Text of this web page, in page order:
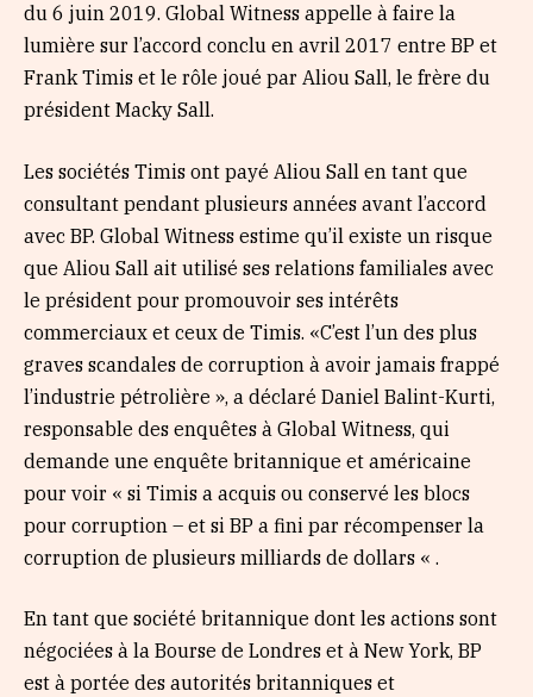
du 6 juin 2019. Global Witness appelle à faire la
lumière sur l’accord conclu en avril 2017 entre BP et
Frank Timis et le rôle joué par Aliou Sall, le frère du
président Macky Sall.
Les sociétés Timis ont payé Aliou Sall en tant que
consultant pendant plusieurs années avant l’accord
avec BP. Global Witness estime qu’il existe un risque
que Aliou Sall ait utilisé ses relations familiales avec
le président pour promouvoir ses intérêts
commerciaux et ceux de Timis. «C’est l’un des plus
graves scandales de corruption à avoir jamais frappé
l’industrie pétrolière », a déclaré Daniel Balint-Kurti,
responsable des enquêtes à Global Witness, qui
demande une enquête britannique et américaine
pour voir « si Timis a acquis ou conservé les blocs
pour corruption – et si BP a fini par récompenser la
corruption de plusieurs milliards de dollars « .
En tant que société britannique dont les actions sont
négociées à la Bourse de Londres et à New York, BP
est à portée des autorités britanniques et